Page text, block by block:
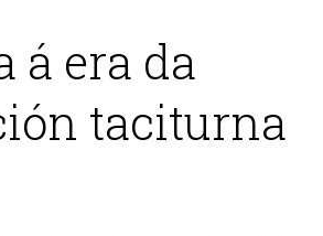
á era da
taciturna